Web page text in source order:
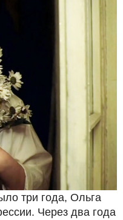
три года, Ольга
Через два года